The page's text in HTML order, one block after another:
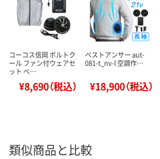
コーコス信岡 ボルトク
ール ファン付ウェアセ
ット ベ…
¥8,690（税込）
ベストアンサー aut-
081-t_nv-l 空調作…
¥18,900（税込）
類似商品と比較